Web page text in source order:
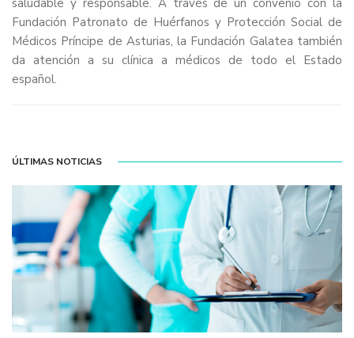
saludable y responsable. A través de un convenio con la
Fundación Patronato de Huérfanos y Protección Social de
Médicos Príncipe de Asturias, la Fundación Galatea también
da atención a su clínica a médicos de todo el Estado
español.
ÚLTIMAS NOTICIAS